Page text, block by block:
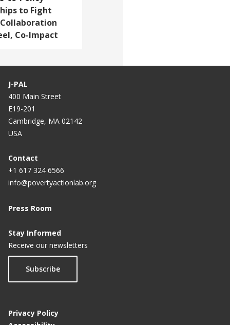
to Fight
Co-Impact
J-PAL
400 Main Street
E19-201
Cambridge, MA 02142
USA
Contact
+1 617 324 6566
info@povertyactionlab.org
Press Room
Stay Informed
Receive our newsletters
Subscribe
Privacy Policy